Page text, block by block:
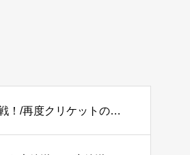
【PODCAST】#179 【2027W杯】アツいぞ！イン・パキ戦！/再度クリケットの語源を考える。